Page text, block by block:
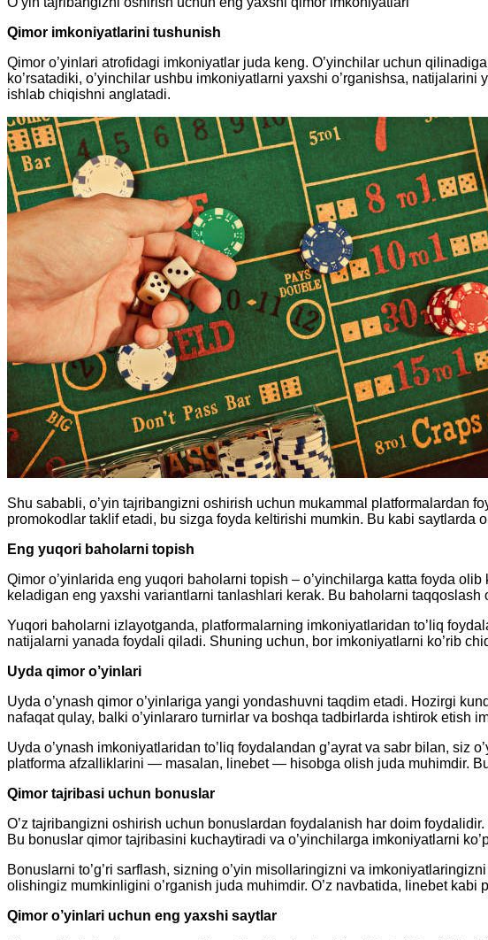
Qimor imkoniyatlarini tushunish
Qimor o’yinlari atrofidagi imkoniyatlar juda keng. O’yinchilar uchun
ko’rsatadiki, o’yinchilar ushbu imkoniyatlarni yaxshi o’rganishsa,
ishlab chiqishni anglatadi.
Shu sababli, o’yin tajribangizni oshirish uchun mukammal platformalardan
promokodlar taklif etadi, bu sizga foyda keltirishi mumkin. Bu kabi
Eng yuqori baholarni topish
Qimor o’yinlarida eng yuqori baholarni topish – o’yinchilarga katta foyda
keladigan eng yaxshi variantlarni tanlashlari kerak. Bu baholarni
Yuqori baholarni izlayotganda, platformalarning imkoniyatlaridan to’liq
natijalarni yanada foydali qiladi. Shuning uchun, bor imkoniyatlarni ko’rib
Uyda qimor o’yinlari
Uyda o’ynash qimor o’yinlariga yangi yondashuvni taqdim etadi. Hozirgi
nafaqat qulay, balki o’yinlararo turnirlar va boshqa tadbirlarda ishtirok etish
Uyda o’ynash imkoniyatlaridan to’liq foydalandan g’ayrat va sabr bilan, siz
platforma afzalliklarini — masalan, linebet — hisobga olish juda muhimdir.
Qimor tajribasi uchun bonuslar
O’z tajribangizni oshirish uchun bonuslardan foydalanish har doim
Bu bonuslar qimor tajribasini kuchaytiradi va o’yinchilarga imkoniyatlarni
Bonuslarni to’g’ri sarflash, sizning o’yin misollaringizni va
olishingiz mumkinligini o’rganish juda muhimdir. O’z navbatida, linebet
Qimor o’yinlari uchun eng yaxshi saytlar